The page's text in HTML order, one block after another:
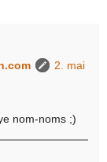
2. mai
nom-noms ;)